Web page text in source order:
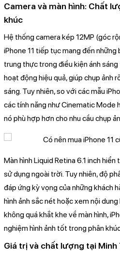
Camera và màn hình: Chất
khúc
Hệ thống camera kép 12MP (góc
iPhone 11 tiếp tục mang đến những
trung thực trong điều kiện ánh
hoạt động hiệu quả, giúp chụp ảnh
sáng. Tuy nhiên, so với các mẫu
các tính năng như Cinematic Mode
nó phù hợp hơn cho nhu cầu chụp
Màn hình Liquid Retina 6.1 inch
sử dụng ngoài trời. Tuy nhiên, độ
đáp ứng kỳ vọng của những khách
hình ảnh sắc nét hoặc xem nội
không quá khắt khe về màn hình,
nghiệm hình ảnh tốt trong phân
Giá trị và chất lượng tại Minh